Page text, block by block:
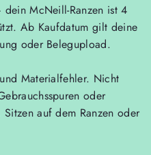
McNeill-Ranzen ist 4
Ab Kaufdatum gilt deine
oder Belegupload.
Materialfehler. Nicht
oder
auf dem Ranzen oder